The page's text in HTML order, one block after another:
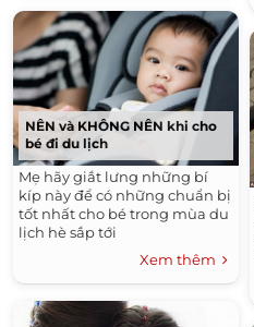
NÊN và KHÔNG NÊN khi cho
bé đi du lịch
Mẹ hãy giắt lưng những bí
kíp này để có những chuẩn bị
tốt nhất cho bé trong mùa du
lịch hè sắp tới
Xem thêm